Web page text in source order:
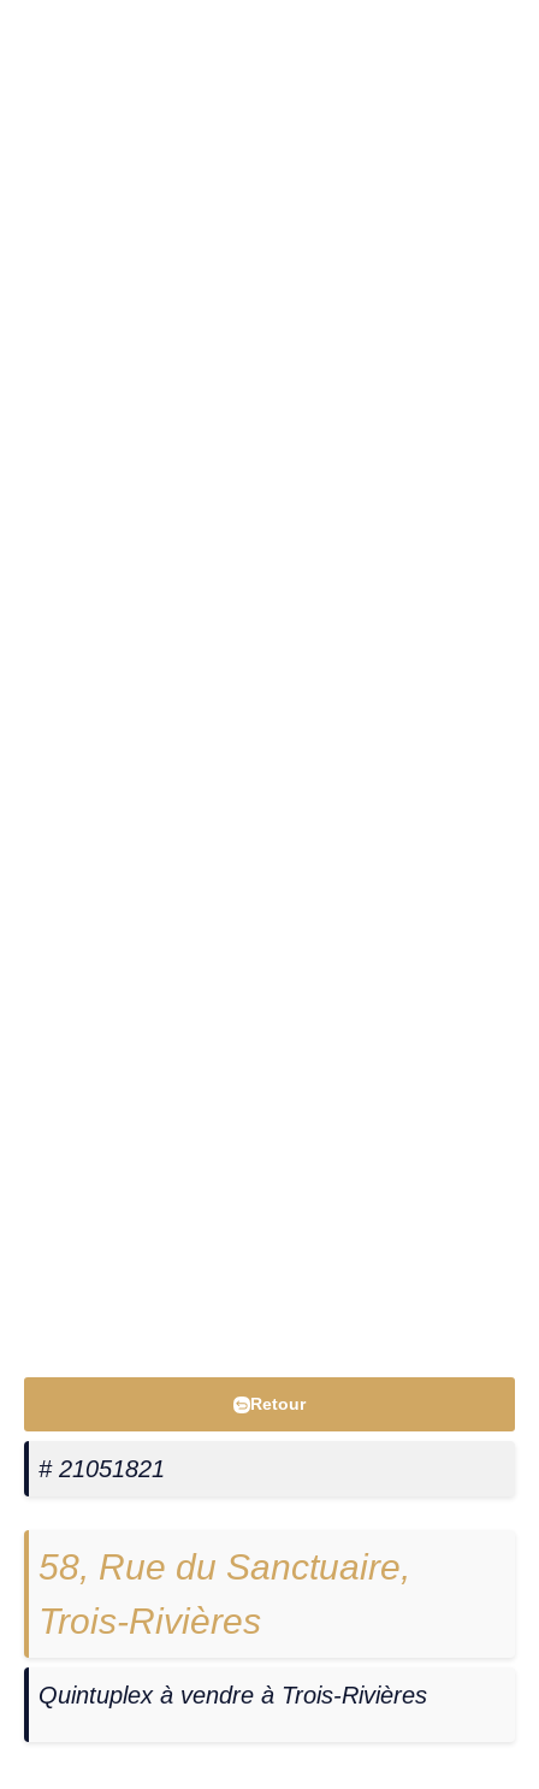
Retour
# 21051821
58, Rue du Sanctuaire,
Trois-Rivières
Quintuplex à vendre à Trois-Rivières